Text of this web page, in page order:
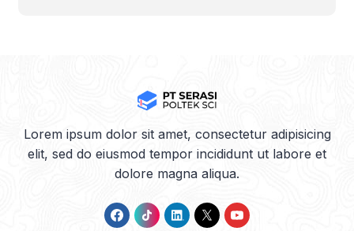
Lorem ipsum dolor sit amet, consectetur adipisicing
elit, sed do eiusmod tempor incididunt ut labore et
dolore magna aliqua.